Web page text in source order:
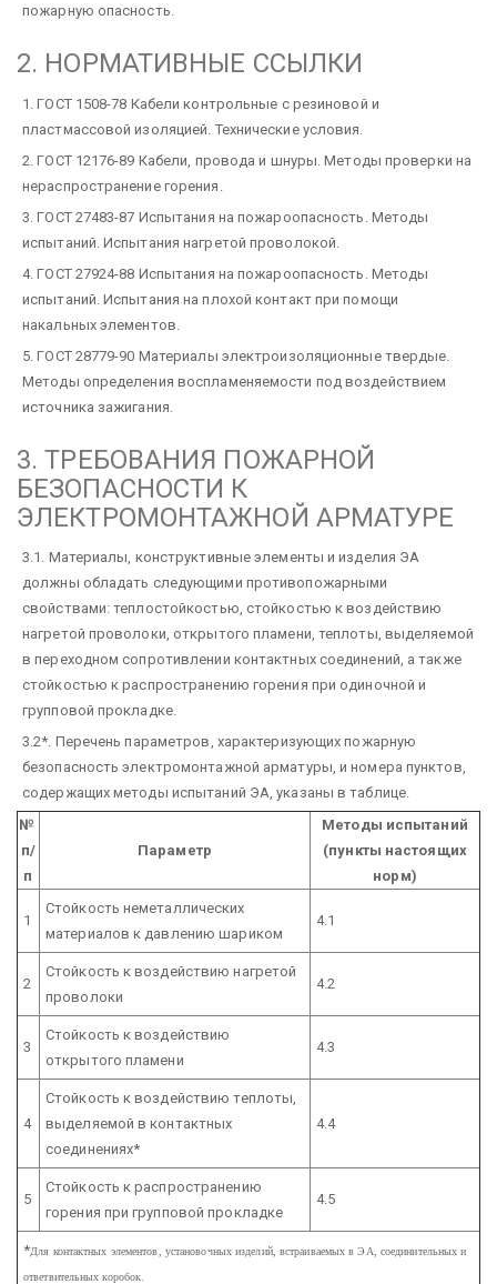
пожарную опасность.
2. НОРМАТИВНЫЕ ССЫЛКИ
1. ГОСТ 1508-78 Кабели контрольные с резиновой и
пластмассовой изоляцией. Технические условия.
2. ГОСТ 12176-89 Кабели, провода и шнуры. Методы проверки на
нераспространение горения.
3. ГОСТ 27483-87 Испытания на пожароопасность. Методы
испытаний. Испытания нагретой проволокой.
4. ГОСТ 27924-88 Испытания на пожароопасность. Методы
испытаний. Испытания на плохой контакт при помощи
накальных элементов.
5. ГОСТ 28779-90 Материалы электроизоляционные твердые.
Методы определения воспламеняемости под воздействием
источника зажигания.
3. ТРЕБОВАНИЯ ПОЖАРНОЙ
БЕЗОПАСНОСТИ К
ЭЛЕКТРОМОНТАЖНОЙ АРМАТУРЕ
3.1. Материалы, конструктивные элементы и изделия ЭА
должны обладать следующими противопожарными
свойствами: теплостойкостью, стойкостью к воздействию
нагретой проволоки, открытого пламени, теплоты, выделяемой
в переходном сопротивлении контактных соединений, а также
стойкостью к распространению горения при одиночной и
групповой прокладке.
3.2*. Перечень параметров, характеризующих пожарную
безопасность электромонтажной арматуры, и номера пунктов,
содержащих методы испытаний ЭА, указаны в таблице.
№
п/
п
Параметр
Методы испытаний
(пункты настоящих
норм)
1
Стойкость неметаллических
материалов к давлению шариком
4.1
2
Стойкость к воздействию нагретой
проволоки
4.2
3
Стойкость к воздействию
открытого пламени
4.3
4
Стойкость к воздействию теплоты,
выделяемой в контактных
соединениях*
4.4
5
Стойкость к распространению
горения при групповой прокладке
4.5
*Для контактных элементов, установочных изделий, встраиваемых в ЭА, соединительных и
ответвительных коробок.